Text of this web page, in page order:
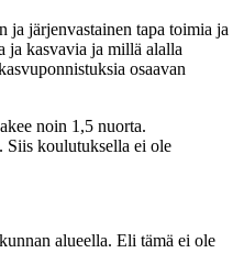
ja järjenvastainen tapa toimia ja
ja kasvavia ja millä alalla
osaavan
noin 1,5 nuorta.
Siis koulutuksella ei ole
alueella. Eli tämä ei ole